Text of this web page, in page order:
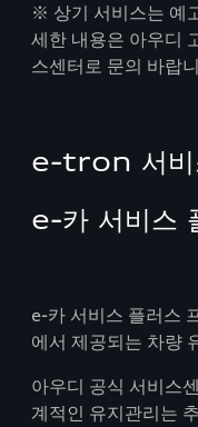
※ 상기 서비스는 예
세한 내용은 아우디
스센터로 문의 바랍
e-tron 서비
e-카 서비스
e-카 서비스 플러스
에서 제공되는 차량
아우디 공식 서비스
계적인 유지관리는